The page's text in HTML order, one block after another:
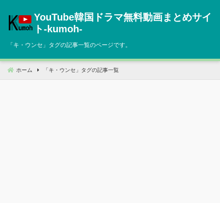
へ
動
YouTube韓国ドラマ無料動画まとめサイ
ト‐kumoh‐
「キ・ウンセ 」タグの記事一覧のページです。
ホーム 「 キ・ウンセ 」タグの記事一覧